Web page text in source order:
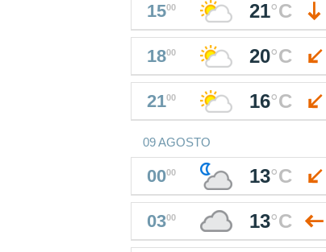
1500 21°C
1800 20°C
2100 16°C
09 AGOSTO
0000 13°C
0300 13°C